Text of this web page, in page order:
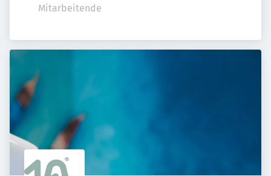
Mitarbeitende